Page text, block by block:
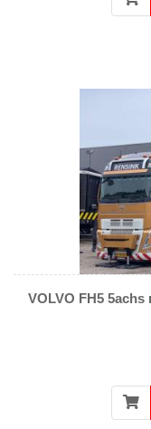
VOLVO FH5 5achs